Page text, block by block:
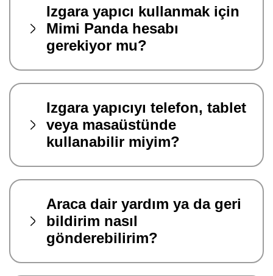
Izgara yapıcı kullanmak için
Mimi Panda hesabı
gerekiyor mu?
Izgara yapıcıyı telefon, tablet
veya masaüstünde
kullanabilir miyim?
Araca dair yardım ya da geri
bildirim nasıl
gönderebilirim?